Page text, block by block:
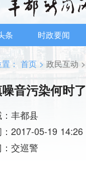
条 时政要闻
： 首页 > 政民互动 >
音污染何时了
丰都县
2017-05-19 14:26
交巡警